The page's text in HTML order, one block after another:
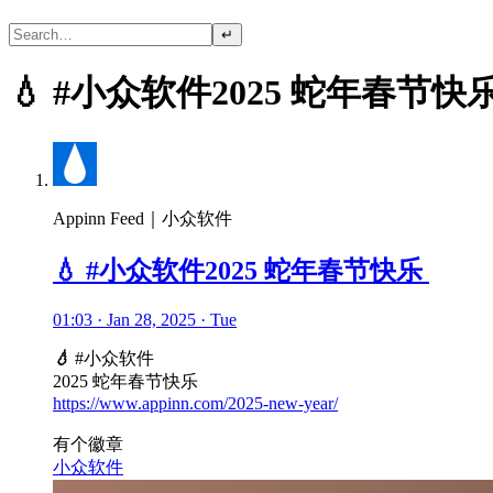
↵
💧 #小众软件2025 蛇年春节快
Appinn Feed｜小众软件
💧 #小众软件2025 蛇年春节快乐
01:03 · Jan 28, 2025 · Tue
💧 #小众软件
2025 蛇年春节快乐
https://www.appinn.com/2025-new-year/
有个徽章
小众软件